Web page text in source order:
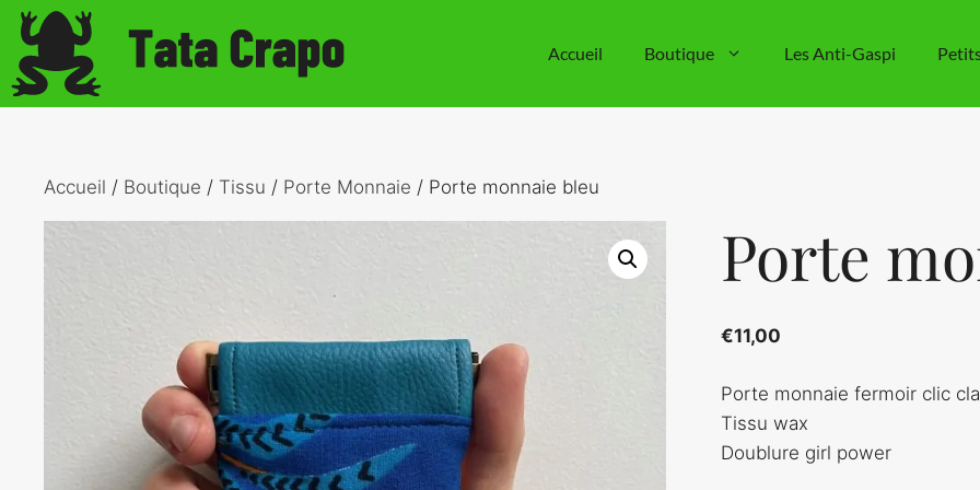
Aller
contenu
Accueil Boutique Les Anti-Gaspi
Accueil / Boutique / Tissu / Porte Monnaie / Porte monnaie bleu
Porte
€11,00
Porte monnaie fermoir clic
Tissu wax
Doublure girl power